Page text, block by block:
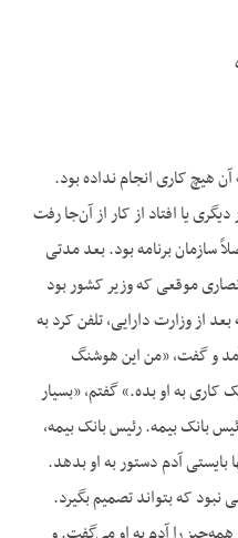
هیچ کاری انجام نداده بود.
یا افتاد از کار از آن‌جا رفت
سازمان برنامه بود. بعد مدتی
موقعی که وزیر کشور بود
از وزارت دارایی، تلفن کرد به
و گفت، «من این هوشنگ
به او بده.» گفتم، «بسیار
بانک بیمه. رئیس بانک بیمه،
آدم دستور به او بدهد.
که بتواند تصمیم بگیرد.